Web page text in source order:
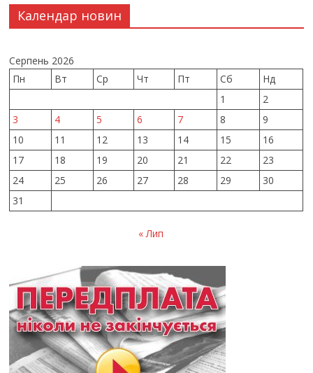
Календар новин
Серпень 2026
Пн
Вт Ср Чт Пт Сб
Нд
1
2
3
4 5 6 7 8
9
10
11 12 13 14 15
16
17
18 19 20 21 22
23
24
25 26 27 28 29
30
31
« Лип